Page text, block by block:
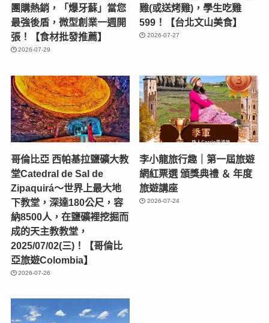
團購熱銷，「爆牙蘇」當您
最強後盾，微型創業一週開
張！【食材批發推薦】
2026-07-29
雞(或送烤雞)，學生吃雞
599！【台北文山美食】
2026-07-27
哥倫比亞 西帕基拉鹽礦大教
堂Catedral de Sal de
Zipaquirá～世界上最大地
下教堂，深達180公尺，容
納8500人，在鹽礦裡挖掘而
成的天主教教堂，
2025/07/02(三)！【哥倫比
亞旅遊Colombia】
2026-07-26
李小龍旅行趣｜第一屆旅遊
網紅票選 頒獎典禮 ＆ 年度
旅遊講座
2026-07-24